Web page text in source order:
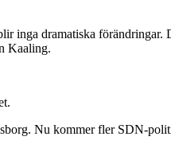
inga dramatiska förändringar.
Kaaling.
Nu kommer fler SDN-